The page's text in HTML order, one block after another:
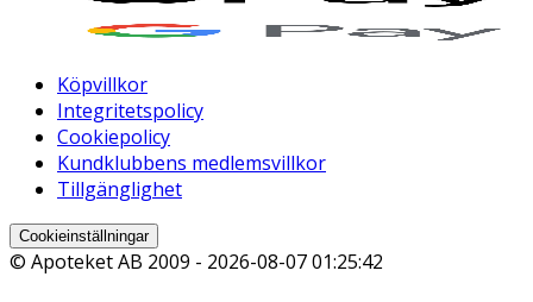
Köpvillkor
Integritetspolicy
Cookiepolicy
Kundklubbens medlemsvillkor
Tillgänglighet
Cookieinställningar
© Apoteket AB 2009 - 2026-08-07 01:25:42